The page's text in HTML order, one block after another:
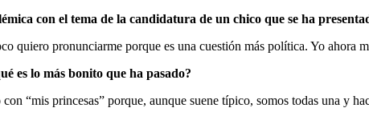
con el tema de la candidatura de un chico que se ha
quiero pronunciarme porque es una cuestión más política. Yo ahora
es lo más bonito que ha pasado?
“mis princesas” porque, aunque suene típico, somos todas una y